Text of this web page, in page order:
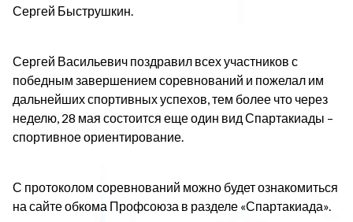
Сергей Быструшкин.
Сергей Васильевич поздравил всех участников с
победным завершением соревнований и пожелал им
дальнейших спортивных успехов, тем более что через
неделю, 28 мая состоится еще один вид Спартакиады –
спортивное ориентирование.
С протоколом соревнований можно будет ознакомиться
на сайте обкома Профсоюза в разделе «Спартакиада».